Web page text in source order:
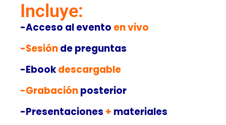
Incluye:
-Acceso al evento en vivo
-Sesiónde preguntas
-Ebookdescargable
-Grabaciónposterior
-Presentaciones + materiales